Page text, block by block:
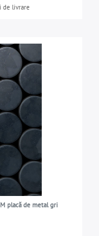
de livrare
placă de metal gri